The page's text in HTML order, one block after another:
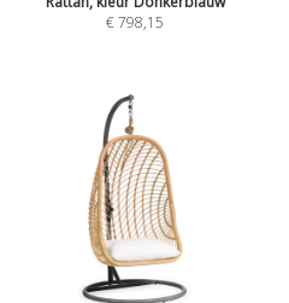
€ 798,15